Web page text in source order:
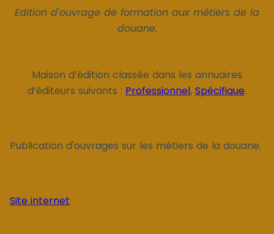
Edition d'ouvrage de formation aux métiers de la
douane.
Maison d’édition classée dans les annuaires
d’éditeurs suivants : Professionnel, Spécifique.
Publication d'ouvrages sur les métiers de la douane.
Site internet